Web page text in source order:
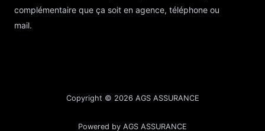
complémentaire que ça soit en agence, téléphone ou
mail.
Copyright © 2026 AGS ASSURANCE
Powered by AGS ASSURANCE